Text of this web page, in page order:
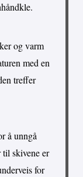
og varm
med en
treffer
å unngå
skivene er
for